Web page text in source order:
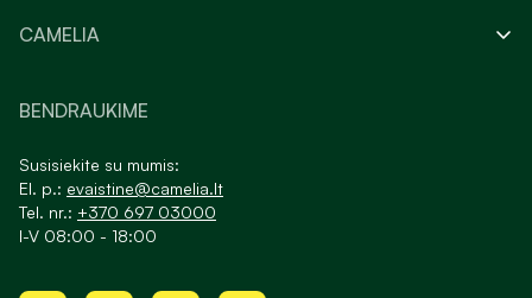
CAMELIA
BENDRAUKIME
Susisiekite su mumis:
El. p.: evaistine@camelia.lt
Tel. nr.: +370 697 03000
I-V 08:00 - 18:00